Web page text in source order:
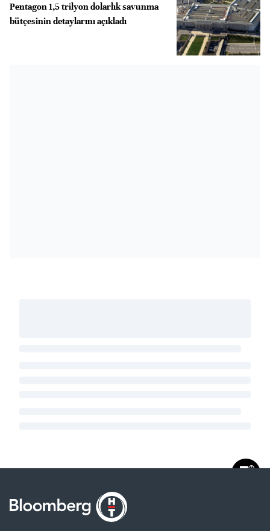
Pentagon 1,5 trilyon dolarlık savunma
bütçesinin detaylarını açıkladı